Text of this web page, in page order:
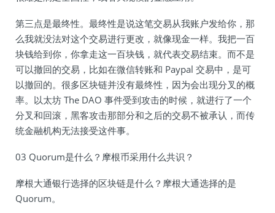
第三点是最终性。最终性是说这笔交易从我账户发给你，那
么我就没法对这个交易进行更改，就像现金一样。我把一百
块钱给到你，你拿走这一百块钱，就代表交易结束。而不是
可以撤回的交易，比如在微信转账和 Paypal 交易中，是可
以撤回的。很多区块链并没有最终性，因为会出现分叉的概
率。以太坊 The DAO 事件受到攻击的时候，就进行了一个
分叉和回滚，黑客攻击那部分和之后的交易不被承认，而传
统金融机构无法接受这件事。
03 Quorum是什么？摩根币采用什么共识？
摩根大通银行选择的区块链是什么？摩根大通选择的是
Quorum。